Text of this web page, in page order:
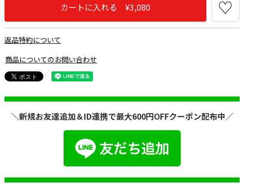
LGTP095 Beagle100 Unicorn150 Hiden giraff500
カートに入れる ¥3,080
返品特約について
商品についてのお問い合わせ
＼新規お友達追加＆ID連携で最大600円OFFクーポン配布中／